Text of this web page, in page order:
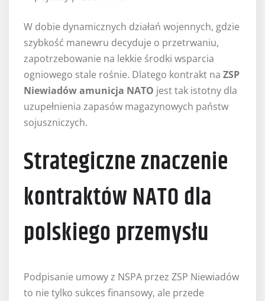
W dobie dynamicznych działań wojennych, gdzie
szybkość manewru decyduje o przetrwaniu,
zapotrzebowanie na lekkie środki wsparcia
ogniowego stale rośnie. Dlatego kontrakt na ZSP
Niewiadów amunicja NATO jest tak istotny dla
uzupełnienia zapasów magazynowych państw
sojuszniczych.
Strategiczne znaczenie
kontraktów NATO dla
polskiego przemysłu
Podpisanie umowy z NSPA przez ZSP Niewiadów
to nie tylko sukces finansowy, ale przede